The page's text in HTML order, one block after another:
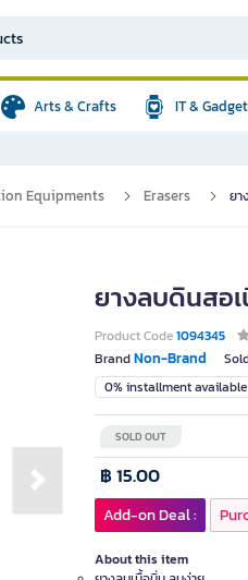
Arts & Crafts IT &
Equipments Erasers ยา
Next slide
ยางลบดินสอ
Product Code1094345
BrandNon-Brand
0% installment available
SOLD OUT
฿ 15.00
Add-on Deal :
About this item